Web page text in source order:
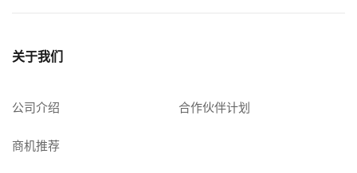
关于我们
公司介绍 合作伙伴计划
商机推荐